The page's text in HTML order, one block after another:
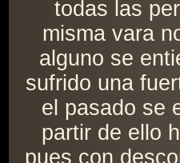
todas las
misma vara
alguno se
sufrido una
el pasado se
partir de ello
pues con